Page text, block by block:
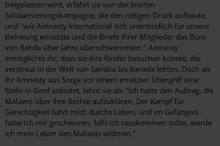
freigelassen wird, erfährt sie von der breiten
Solidarisierungskampagne, die den nötigen Druck aufbaute,
und "wie Amnesty International sich unermüdlich für unsere
Befreiung einsetzte und die Briefe ihrer Mitglieder das Büro
von Banda über Jahre überschwemmten." Amnesty
ermöglichte ihr, dass sie ihre Kinder besuchen konnte, die
verstreut in der Welt von Sambia bis Kanada lebten. Doch als
ihr Amnesty aus Sorge vor einem erneuten Übergriff eine
Stelle in Genf anbietet, lehnt sie ab: "Ich hatte den Auftrag, die
Malawis über ihre Rechte aufzuklären. Der Kampf für
Gerechtigkeit führt mich durchs Leben, und im Gefängnis
habe ich mir geschworen, falls ich rauskommen sollte, werde
ich mein Leben den Malawis widmen."